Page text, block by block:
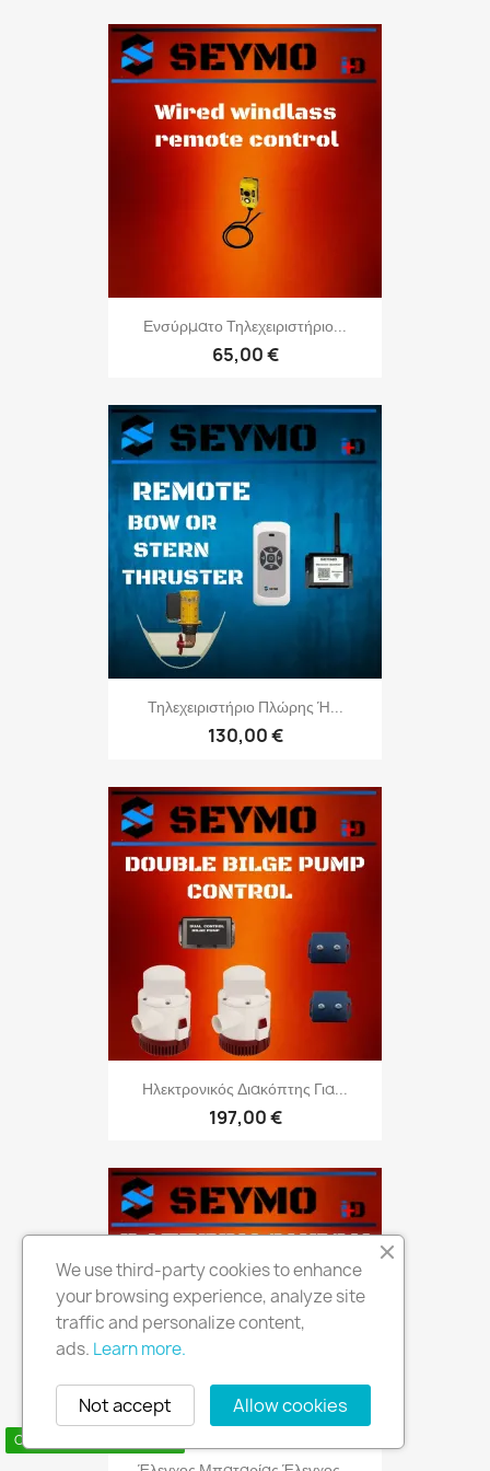
Ενσύρματο Τηλεχειριστήριο...
65,00 €
Τηλεχειριστήριο Πλώρης Ή...
130,00 €
Ηλεκτρονικός Διακόπτης Για...
197,00 €
Contact us via WhatsApp
We use third-party cookies to enhance
your browsing experience, analyze site
traffic and personalize content,
ads. Learn more.
Allow cookies
Not accept